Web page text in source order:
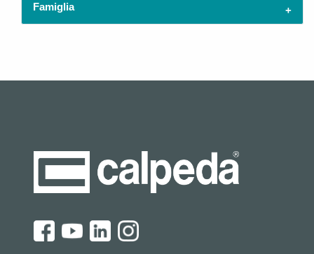
Famiglia